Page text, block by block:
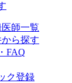
師一覧
ら探す
FAQ
ク登録